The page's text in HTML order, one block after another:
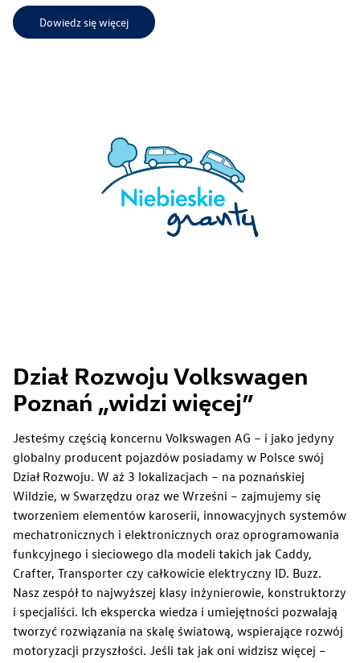
Dowiedz się więcej
Dział Rozwoju Volkswagen
Poznań „widzi więcej”
Jesteśmy częścią koncernu Volkswagen AG – i jako jedyny
globalny producent pojazdów posiadamy w Polsce swój
Dział Rozwoju. W aż 3 lokalizacjach – na poznańskiej
Wildzie, w Swarzędzu oraz we Wrześni – zajmujemy się
tworzeniem elementów karoserii, innowacyjnych systemów
mechatronicznych i elektronicznych oraz oprogramowania
funkcyjnego i sieciowego dla modeli takich jak Caddy,
Crafter, Transporter czy całkowicie elektryczny ID. Buzz.
Nasz zespół to najwyższej klasy inżynierowie, konstruktorzy
i specjaliści. Ich ekspercka wiedza i umiejętności pozwalają
tworzyć rozwiązania na skalę światową, wspierające rozwój
motoryzacji przyszłości. Jeśli tak jak oni widzisz więcej –